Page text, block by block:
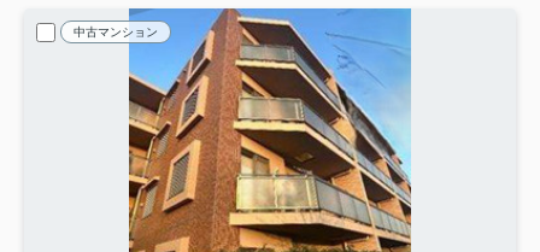
中古マンション